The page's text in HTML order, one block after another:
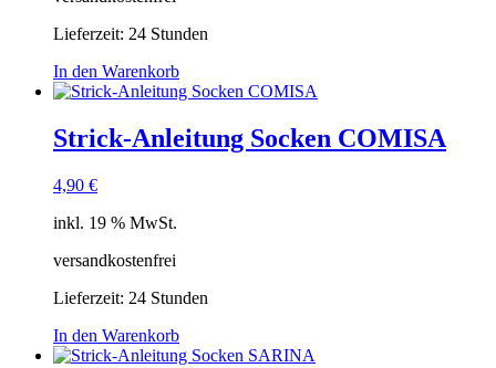
Lieferzeit: 24 Stunden
In den Warenkorb
Strick-Anleitung Socken COMISA
4,90 €
inkl. 19 % MwSt.
versandkostenfrei
Lieferzeit: 24 Stunden
In den Warenkorb